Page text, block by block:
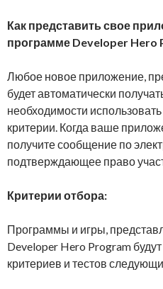
Как представить свое
программе Developer Hero
Любое новое приложение,
будет автоматически
необходимости
критерии. Когда ваше
получите сообщение по
подтверждающее право
Критерии отбора:
Программы и игры,
Developer Hero Program
критериев и тестов